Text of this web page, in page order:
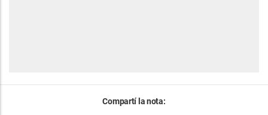
Compartí la nota: